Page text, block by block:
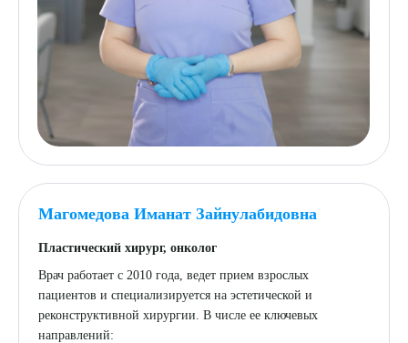
Магомедова Иманат Зайнулабидовна
Пластический хирург, онколог
Врач работает с 2010 года, ведет прием взрослых
пациентов и специализируется на эстетической и
реконструктивной хирургии. В числе ее ключевых
направлений: